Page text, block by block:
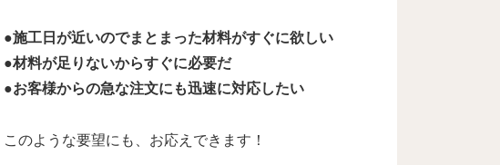
●施工日が近いのでまとまった材料がすぐに欲しい
●材料が足りないからすぐに必要だ
●お客様からの急な注文にも迅速に対応したい
このような要望にも、お応えできます！